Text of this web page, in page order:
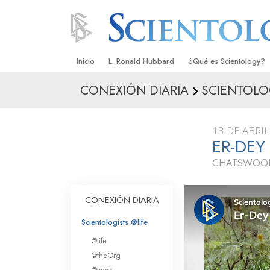
Inicio L. Ronald Hubbard ¿Qué es Scientology?
Creencias y Prácticas
Qué dicen los
Scientology
Conoce a un
Dentro de una Iglesia
Los Principios
Una Introducción a
CONEXIÓN DIARIA
13 DE
ER-
CONEXIÓN DIARIA
Scientologists @life
@life
@theOrg